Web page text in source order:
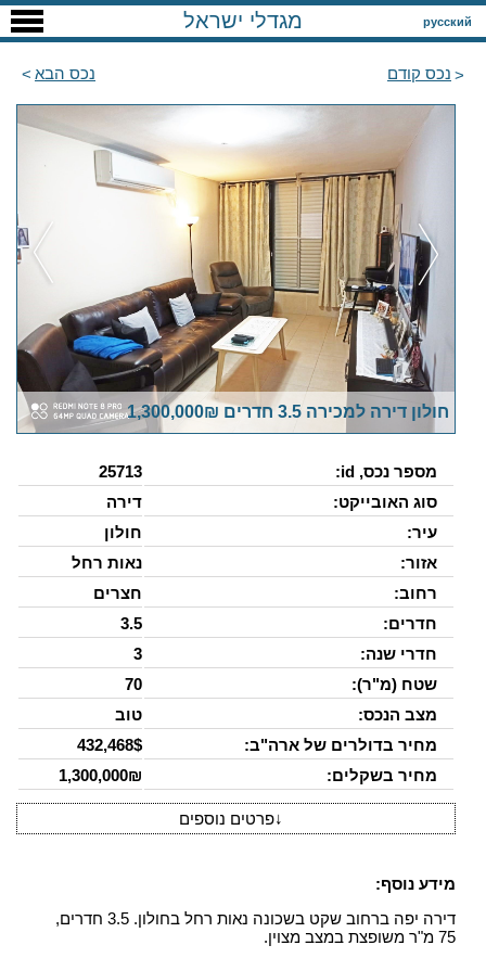
русский מגדלי ישראל
נכס קודם נכס הבא
חולון דירה למכירה 3.5 חדרים 1,300,000₪
מספר נכס, id:
25713
סוג האובייקט:
דירה
עיר:
חולון
אזור:
נאות רחל
רחוב:
חצרים
חדרים:
3.5
חדרי שנה:
3
שטח (מ"ר):
70
מצב הנכס:
טוב
מחיר בדולרים של ארה"ב:
432,468$
מחיר בשקלים:
1,300,000₪
↓פרטים נוספים
מידע נוסף:
דירה יפה ברחוב שקט בשכונה נאות רחל בחולון. 3.5 חדרים,
75 מ"ר משופצת במצב מצוין.